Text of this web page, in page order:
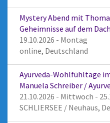
Mystery Abend mit
Geheimnisse auf dem
19.10.2026 - Montag
online, Deutschland
Ayurveda-Wohlfühltage
Manuela Schreiber /
21.10.2026 - Mittwoch -
SCHLIERSEE / Neuhaus,